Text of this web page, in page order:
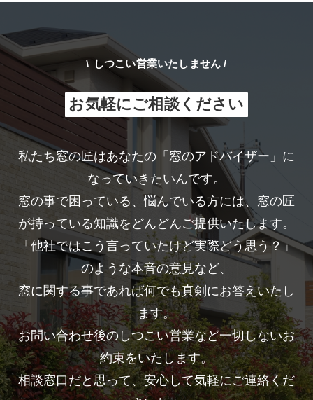
\ しつこい営業いたしません /
お気軽にご相談ください
私たち窓の匠はあなたの「窓のアドバイザー」に
なっていきたいんです。
窓の事で困っている、悩んでいる方には、窓の匠
が持っている知識をどんどんご提供いたします。
「他社ではこう言っていたけど実際どう思う？」
のような本音の意見など、
窓に関する事であれば何でも真剣にお答えいたし
ます。
お問い合わせ後のしつこい営業など一切しないお
約束をいたします。
相談窓口だと思って、安心して気軽にご連絡くだ